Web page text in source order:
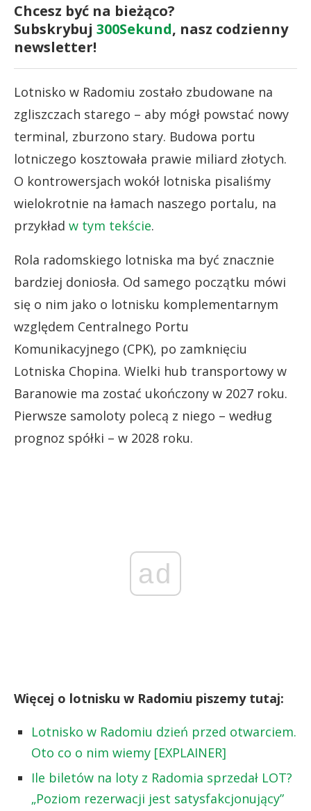
Chcesz być na bieżąco?
Subskrybuj 300Sekund, nasz codzienny
newsletter!
Lotnisko w Radomiu zostało zbudowane na
zgliszczach starego – aby mógł powstać nowy
terminal, zburzono stary. Budowa portu
lotniczego kosztowała prawie miliard złotych.
O kontrowersjach wokół lotniska pisaliśmy
wielokrotnie na łamach naszego portalu, na
przykład w tym tekście.
Rola radomskiego lotniska ma być znacznie
bardziej doniosła. Od samego początku mówi
się o nim jako o lotnisku komplementarnym
względem Centralnego Portu
Komunikacyjnego (CPK), po zamknięciu
Lotniska Chopina. Wielki hub transportowy w
Baranowie ma zostać ukończony w 2027 roku.
Pierwsze samoloty polecą z niego – według
prognoz spółki – w 2028 roku.
ad
Więcej o lotnisku w Radomiu piszemy tutaj:
Lotnisko w Radomiu dzień przed otwarciem.
Oto co o nim wiemy [EXPLAINER]
Ile biletów na loty z Radomia sprzedał LOT?
„Poziom rezerwacji jest satysfakcjonujący”